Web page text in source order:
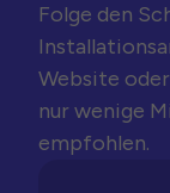
Folge den
Website
nur wenige
empfohlen.